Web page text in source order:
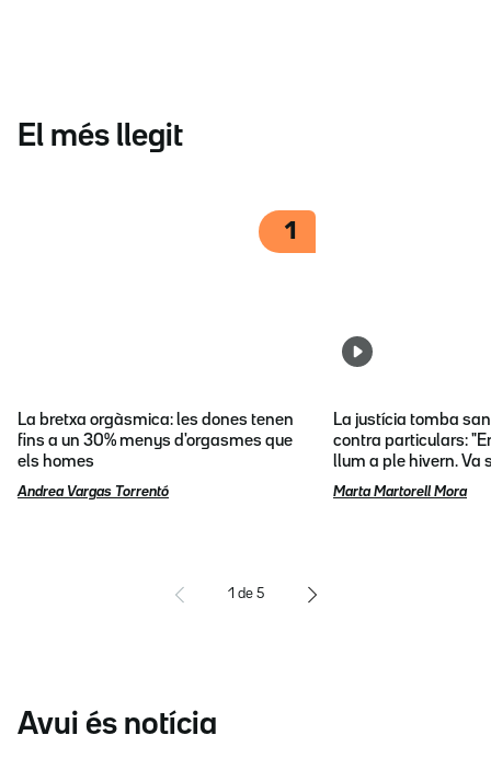
El més llegit
1
La bretxa orgàsmica: les dones tenen
fins a un 30% menys d'orgasmes que
els homes
Andrea Vargas Torrentó
La justícia tomba
contra particulars:
llum a ple hivern. Va
Marta Martorell Mora
1 de 5
Avui és notícia